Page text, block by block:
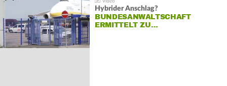
Hybrider Anschlag?
BUNDESANWALTSCHAFT
ERMITTELT ZU…